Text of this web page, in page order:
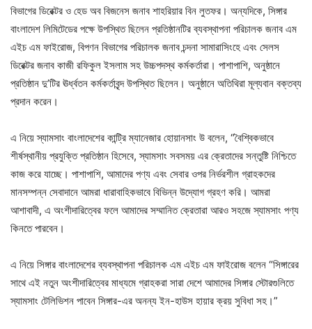
বিভাগের ডিরেক্টর ও হেড অব বিজনেস জনাব শাহরিয়ার বিন লুতফর। অন্যদিকে, সিঙ্গার
বাংলাদেশ লিমিটেডের পক্ষে উপস্থিত ছিলেন প্রতিষ্ঠানটির ব্যবস্থাপনা পরিচালক জনাব এম
এইচ এম ফাইরোজ, বিপণন বিভাগের পরিচালক জনাব চন্দনা সামারাসিংহে এবং সেলস
ডিরেক্টর জনাব কাজী রফিকুল ইসলাম সহ উচ্চপদস্থ কর্মকর্তারা। পাশাপাশি, অনুষ্ঠানে
প্রতিষ্ঠান দু’টির ঊর্ধ্বতন কর্মকর্তাবৃন্দ উপস্থিত ছিলেন। অনুষ্ঠানে অতিথিরা মূল্যবান বক্তব্য
প্রদান করেন।
এ নিয়ে স্যামসাং বাংলাদেশের কান্ট্রি ম্যানেজার হোয়ানসাং উ বলেন, “বৈশ্বিকভাবে
শীর্ষস্থানীয় প্রযুক্তি প্রতিষ্ঠান হিসেবে, স্যামসাং সবসময় এর ক্রেতাদের সন্তুষ্টি নিশ্চিতে
কাজ করে যাচ্ছে। পাশাপাশি, আমাদের পণ্য এবং সেবার ওপর নির্ভরশীল গ্রাহকদের
মানসম্পন্ন সেবাদানে আমরা ধারাবাহিকভাবে বিভিন্ন উদ্যোগ গ্রহণ করি। আমরা
আশাবাদী, এ অংশীদারিত্বের ফলে আমাদের সম্মানিত ক্রেতারা আরও সহজে স্যামসাং পণ্য
কিনতে পারবেন।
এ নিয়ে সিঙ্গার বাংলাদেশের ব্যবস্থাপনা পরিচালক এম এইচ এম ফাইরোজ বলেন “সিঙ্গারের
সাথে এই নতুন অংশীদারিত্বের মাধ্যমে গ্রাহকরা সারা দেশে আমাদের সিঙ্গার স্টোরগুলিতে
স্যামসাং টেলিভিশন পাবেন সিঙ্গার-এর অনন্য ইন-হাউস হায়ার ক্রয় সুবিধা সহ।”